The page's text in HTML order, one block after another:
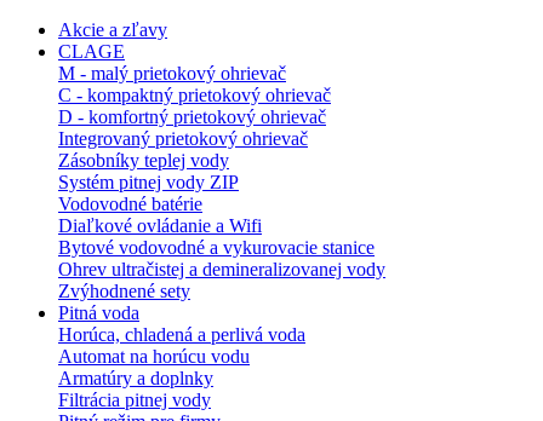
Akcie a zľavy
CLAGE
M - malý prietokový ohrievač
C - kompaktný prietokový ohrievač
D - komfortný prietokový ohrievač
Integrovaný prietokový ohrievač
Zásobníky teplej vody
Systém pitnej vody ZIP
Vodovodné batérie
Diaľkové ovládanie a Wifi
Bytové vodovodné a vykurovacie stanice
Ohrev ultračistej a demineralizovanej vody
Zvýhodnené sety
Pitná voda
Horúca, chladená a perlivá voda
Automat na horúcu vodu
Armatúry a doplnky
Filtrácia pitnej vody